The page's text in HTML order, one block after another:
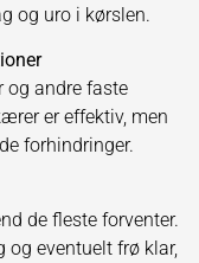
og uro i kørslen.
og andre faste
er effektiv, men
forhindringer.
de fleste forventer.
og eventuelt frø klar,